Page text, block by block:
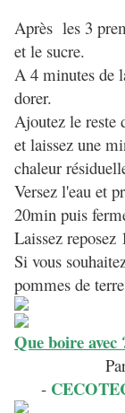
Après les 3
et le sucre.
A 4 minutes de
dorer.
Ajoutez le reste
et laissez une
chaleur
Versez l'eau et
20min puis
Laissez reposez
Si vous
pommes de
Que boire avec
-